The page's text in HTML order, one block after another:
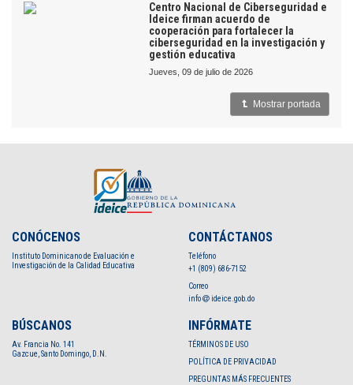
Centro Nacional de Ciberseguridad e
Ideice firman acuerdo de
cooperación para fortalecer la
ciberseguridad en la investigación y
gestión educativa
jueves, 09 de julio de 2026
Mostrar portada
CONÓCENOS
Instituto Dominicano de Evaluación e
Investigación de la Calidad Educativa
CONTÁCTANOS
Teléfono
+1 (809) 686-7152
Correo
info
ideice.gob.do
BÚSCANOS
Av. Francia No. 141
Gazcue, Santo Domingo, D.N.
INFÓRMATE
TÉRMINOS DE USO
POLÍTICA DE PRIVACIDAD
PREGUNTAS MÁS FRECUENTES